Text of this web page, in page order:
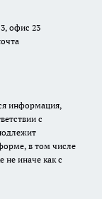
офис 23
информация,
с
в том числе
не иначе как с